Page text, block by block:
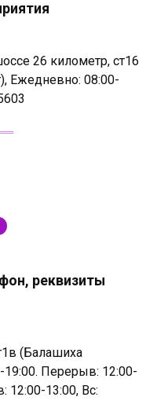
26 километр, ст16
Ежедневно: 08:00-
реквизиты
(Балашиха
19:00. Перерыв: 12:00-
12:00-13:00, Вс: